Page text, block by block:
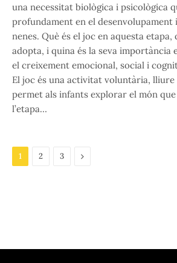
una necessitat biològica i psicològica
profundament en el desenvolupament
nenes. Què és el joc en aquesta etapa,
adopta, i quina és la seva importància
el creixement emocional, social i
El joc és una activitat voluntària, lliure
permet als infants explorar el món
l’etapa…
1 2 3 Next